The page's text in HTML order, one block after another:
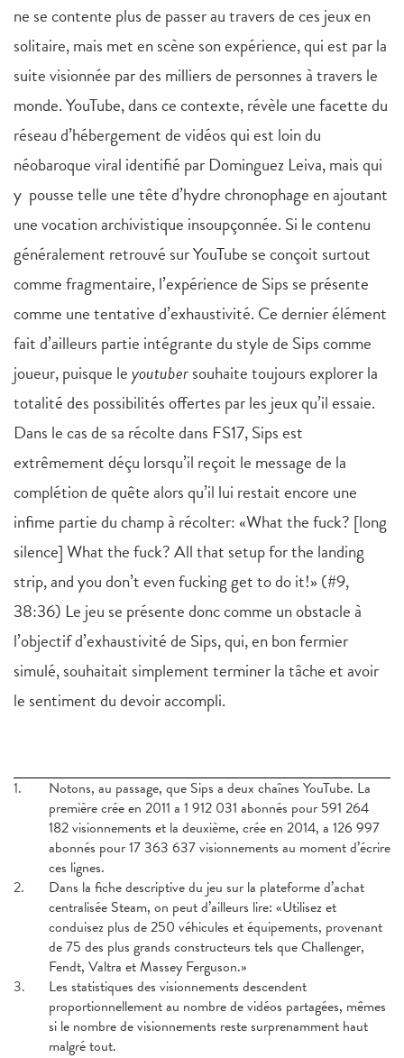
ne se contente plus de passer au travers de ces jeux en
solitaire, mais met en scène son expérience, qui est par la
suite visionnée par des milliers de personnes à travers le
monde. YouTube, dans ce contexte, révèle une facette du
réseau d’hébergement de vidéos qui est loin du
néobaroque viral identifié par Dominguez Leiva, mais qui
y pousse telle une tête d’hydre chronophage en ajoutant
une vocation archivistique insoupçonnée. Si le contenu
généralement retrouvé sur YouTube se conçoit surtout
comme fragmentaire, l’expérience de Sips se présente
comme une tentative d’exhaustivité. Ce dernier élément
fait d’ailleurs partie intégrante du style de Sips comme
joueur, puisque leyoutubersouhaite toujours explorer la
totalité des possibilités offertes par les jeux qu’il essaie.
Dans le cas de sa récolte dans FS17, Sips est
extrêmement déçu lorsqu’il reçoit le message de la
complétion de quête alors qu’il lui restait encore une
infime partie du champ à récolter: «What the fuck? [long
silence] What the fuck? All that setup for the landing
strip, and you don’t even fucking get to do it!» (#9,
38:36) Le jeu se présente donc comme un obstacle à
l’objectif d’exhaustivité de Sips, qui, en bon fermier
simulé, souhaitait simplement terminer la tâche et avoir
le sentiment du devoir accompli.
1.
Notons, au passage, que Sips a deux chaînes YouTube. La
première crée en 2011 a 1 912 031 abonnés pour 591 264
182 visionnements et la deuxième, crée en 2014, a 126 997
abonnés pour 17 363 637 visionnements au moment d’écrire
ces lignes.
2.
Dans la fiche descriptive du jeu sur la plateforme d’achat
centralisée Steam, on peut d’ailleurs lire: «Utilisez et
conduisez plus de 250 véhicules et équipements, provenant
de 75 des plus grands constructeurs tels que Challenger,
Fendt, Valtra et Massey Ferguson.»
3.
Les statistiques des visionnements descendent
proportionnellement au nombre de vidéos partagées, mêmes
si le nombre de visionnements reste surprenamment haut
malgré tout.